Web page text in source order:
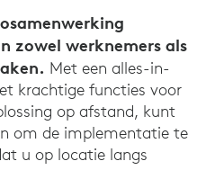
zowel werknemers als
Met een alles-in-
krachtige functies voor
op afstand, kunt
om de implementatie te
u op locatie langs